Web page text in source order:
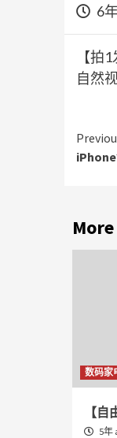
6
【拍
自然
数码家
【
5年